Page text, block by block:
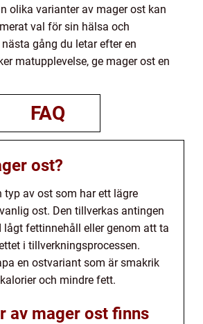
olika varianter av mager ost kan
val för sin hälsa och
gång du letar efter en
matupplevelse, ge mager ost en
FAQ
ost?
typ av ost som har ett lägre
ost. Den tillverkas antingen
lågt fettinnehåll eller genom att ta
i tillverkningsprocessen.
en ostvariant som är smakrik
och mindre fett.
av mager ost finns